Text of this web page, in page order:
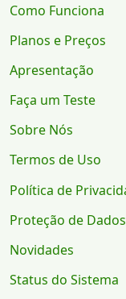
Como Funciona
Planos e Preços
Apresentação
Faça um Teste
Sobre Nós
Termos de Uso
Política de
Proteção de
Novidades
Status do Sistema